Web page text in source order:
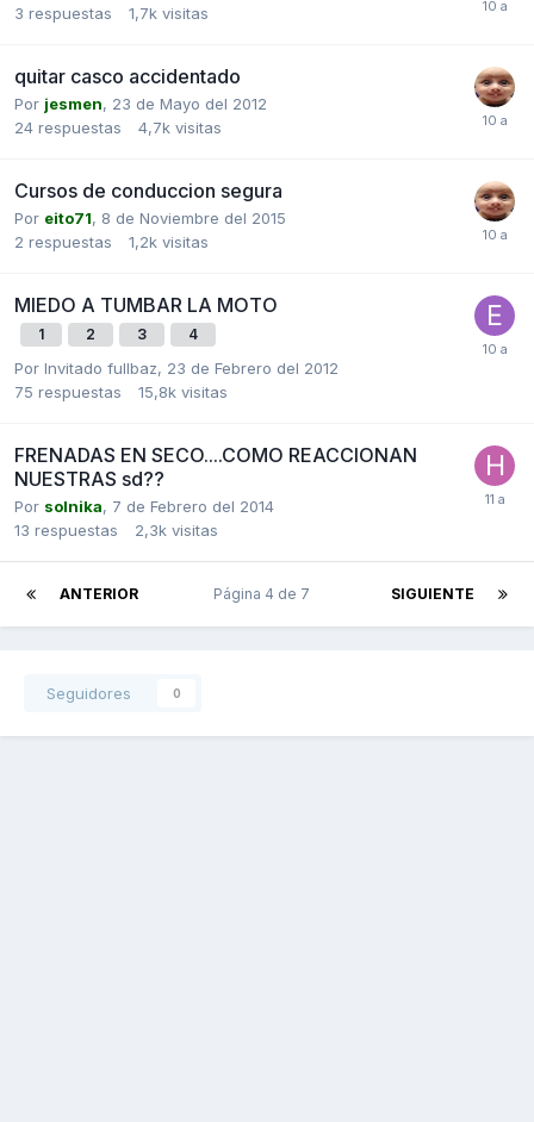
3 respuestas 1,7k visitas
quitar casco accidentado
Por jesmen, 23 de Mayo del 2012
24 respuestas 4,7k visitas
Cursos de conduccion segura
Por eito71, 8 de Noviembre del 2015
2 respuestas 1,2k visitas
MIEDO A TUMBAR LA MOTO
1 2 3 4
Por Invitado fullbaz, 23 de Febrero del 2012
75 respuestas 15,8k visitas
FRENADAS EN SECO....COMO REACCIONAN
NUESTRAS sd??
Por solnika, 7 de Febrero del 2014
13 respuestas 2,3k visitas
ANTERIOR SIGUIENTE
Página 4 de 7
Seguidores 0